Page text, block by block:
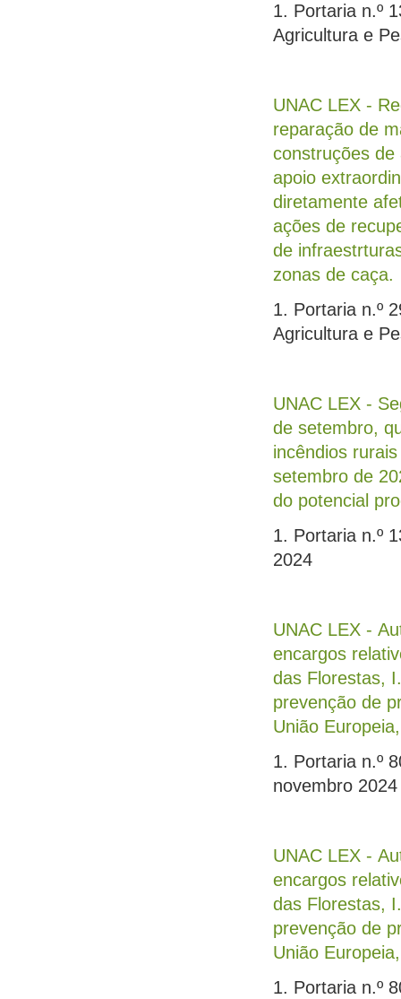
1. Portaria n.º
Agricultura e
UNAC LEX -
reparação de
construções de
apoio
diretamente
ações de
de
zonas de caça.
1. Portaria n.º
Agricultura e
UNAC LEX -
de setembro,
incêndios
setembro de
do potencial
1. Portaria n.º
2024
UNAC LEX -
encargos
das Florestas,
prevenção de
União
1. Portaria n.º
novembro 2024
UNAC LEX -
encargos
das Florestas,
prevenção de
União
1. Portaria n.º